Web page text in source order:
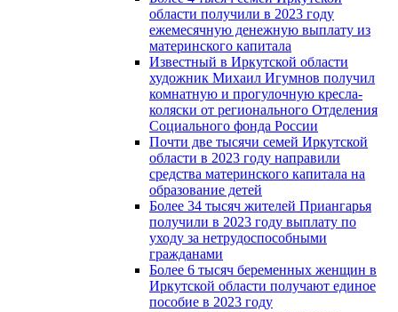
области получили в 2023 году
ежемесячную денежную выплату из
материнского капитала
Известный в Иркутской области
художник Михаил Игумнов получил
комнатную и прогулочную кресла-
коляски от регионального Отделения
Социального фонда России
Почти две тысячи семей Иркутской
области в 2023 году направили
средства материнского капитала на
образование детей
Более 34 тысяч жителей Приангарья
получили в 2023 году выплату по
уходу за нетрудоспособными
гражданами
Более 6 тысяч беременных женщин в
Иркутской области получают единое
пособие в 2023 году